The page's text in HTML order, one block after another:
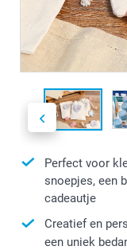
Perfect voor
snoepjes, een
cadeautje
Creatief en
een uniek